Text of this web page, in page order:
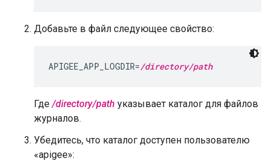
Добавьте в файл следующее свойство:
APIGEE_APP_LOGDIR=/directory/path
Где/directory/path указывает каталог для файлов
журналов.
Убедитесь, что каталог доступен пользователю
«apigee»: